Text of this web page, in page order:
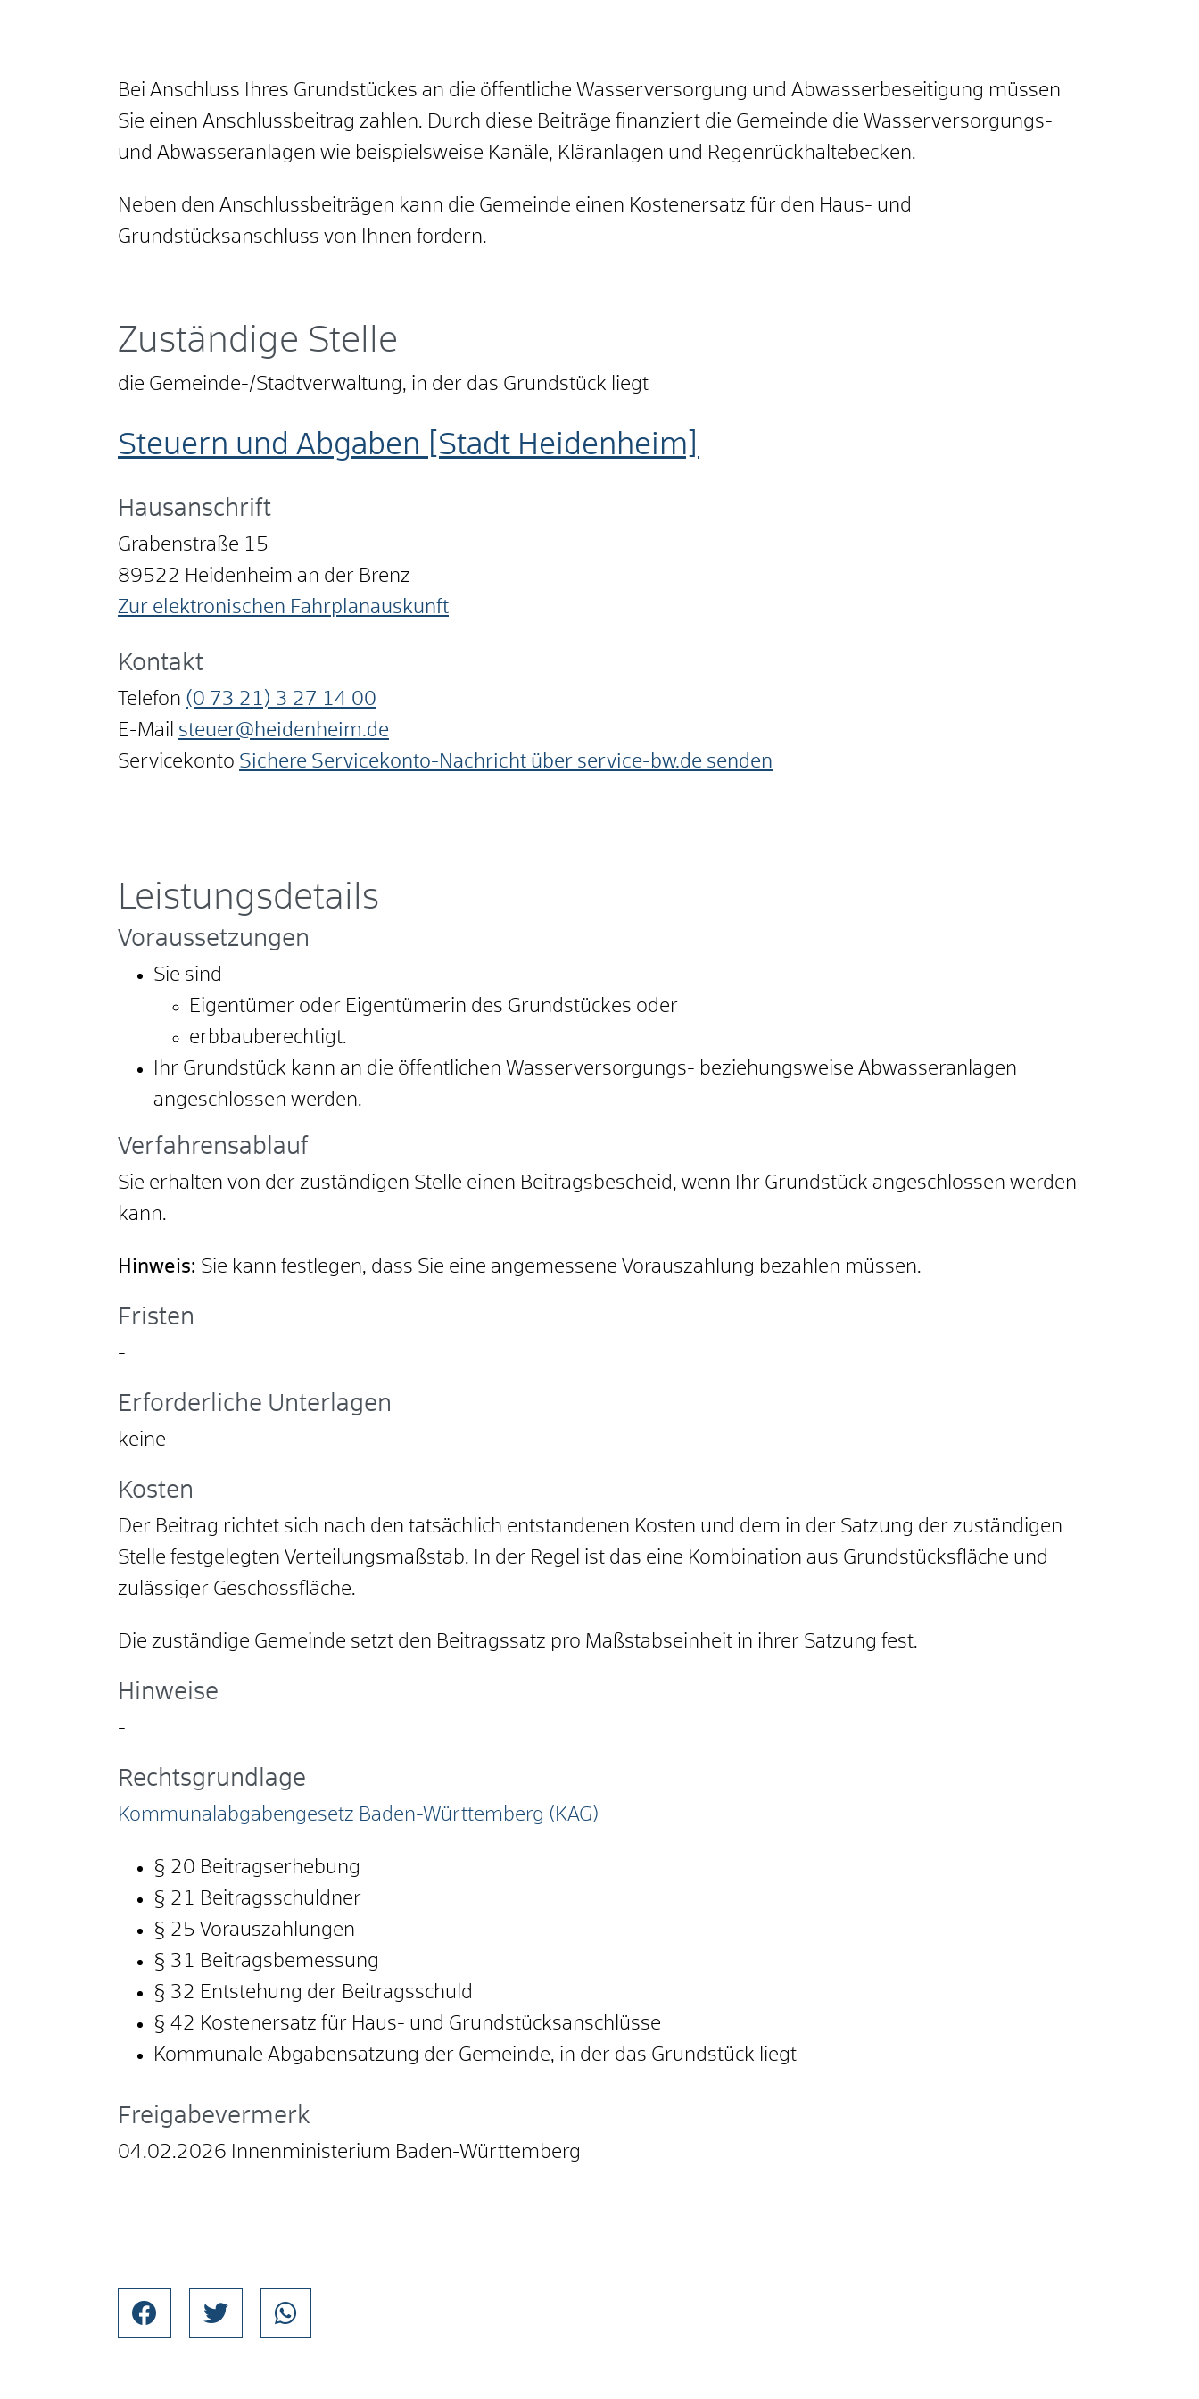
Bei Anschluss Ihres Grundstückes an die öffentliche Wasserversorgung und Abwasserbeseitigung müssen
Sie einen Anschlussbeitrag zahlen. Durch diese Beiträge finanziert die Gemeinde die Wasserversorgungs-
und Abwasseranlagen wie beispielsweise Kanäle, Kläranlagen und Regenrückhaltebecken.
Neben den Anschlussbeiträgen kann die Gemeinde einen Kostenersatz für den Haus- und
Grundstücksanschluss von Ihnen fordern.
Zuständige Stelle
die Gemeinde-/Stadtverwaltung, in der das Grundstück liegt
Steuern und Abgaben [Stadt Heidenheim]
Hausanschrift
Grabenstraße 15
89522 Heidenheim an der Brenz
Zur elektronischen Fahrplanauskunft
Kontakt
Telefon (0 73 21) 3 27 14 00
E-Mail steuer@heidenheim.de
Servicekonto Sichere Servicekonto-Nachricht über service-bw.de senden
Leistungsdetails
Voraussetzungen
Sie sind
Eigentümer oder Eigentümerin des Grundstückes oder
erbbauberechtigt.
Ihr Grundstück kann an die öffentlichen Wasserversorgungs- beziehungsweise Abwasseranlagen
angeschlossen werden.
Verfahrensablauf
Sie erhalten von der zuständigen Stelle einen Beitragsbescheid, wenn Ihr Grundstück angeschlossen werden
kann.
Hinweis: Sie kann festlegen, dass Sie eine angemessene Vorauszahlung bezahlen müssen.
Fristen
-
Erforderliche Unterlagen
keine
Kosten
Der Beitrag richtet sich nach den tatsächlich entstandenen Kosten und dem in der Satzung der zuständigen
Stelle festgelegten Verteilungsmaßstab. In der Regel ist das eine Kombination aus Grundstücksfläche und
zulässiger Geschossfläche.
Die zuständige Gemeinde setzt den Beitragssatz pro Maßstabseinheit in ihrer Satzung fest.
Hinweise
-
Rechtsgrundlage
Kommunalabgabengesetz Baden-Württemberg (KAG)
§ 20 Beitragserhebung
§ 21 Beitragsschuldner
§ 25 Vorauszahlungen
§ 31 Beitragsbemessung
§ 32 Entstehung der Beitragsschuld
§ 42 Kostenersatz für Haus- und Grundstücksanschlüsse
Kommunale Abgabensatzung der Gemeinde, in der das Grundstück liegt
Freigabevermerk
04.02.2026 Innenministerium Baden-Württemberg